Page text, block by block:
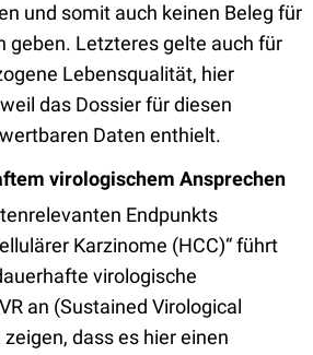
und somit auch keinen Beleg für
geben. Letzteres gelte auch für
Lebensqualität, hier
das Dossier für diesen
Daten enthielt.
virologischem Ansprechen
Endpunkts
Karzinome (HCC)“ führt
virologische
an (Sustained Virological
dass es hier einen